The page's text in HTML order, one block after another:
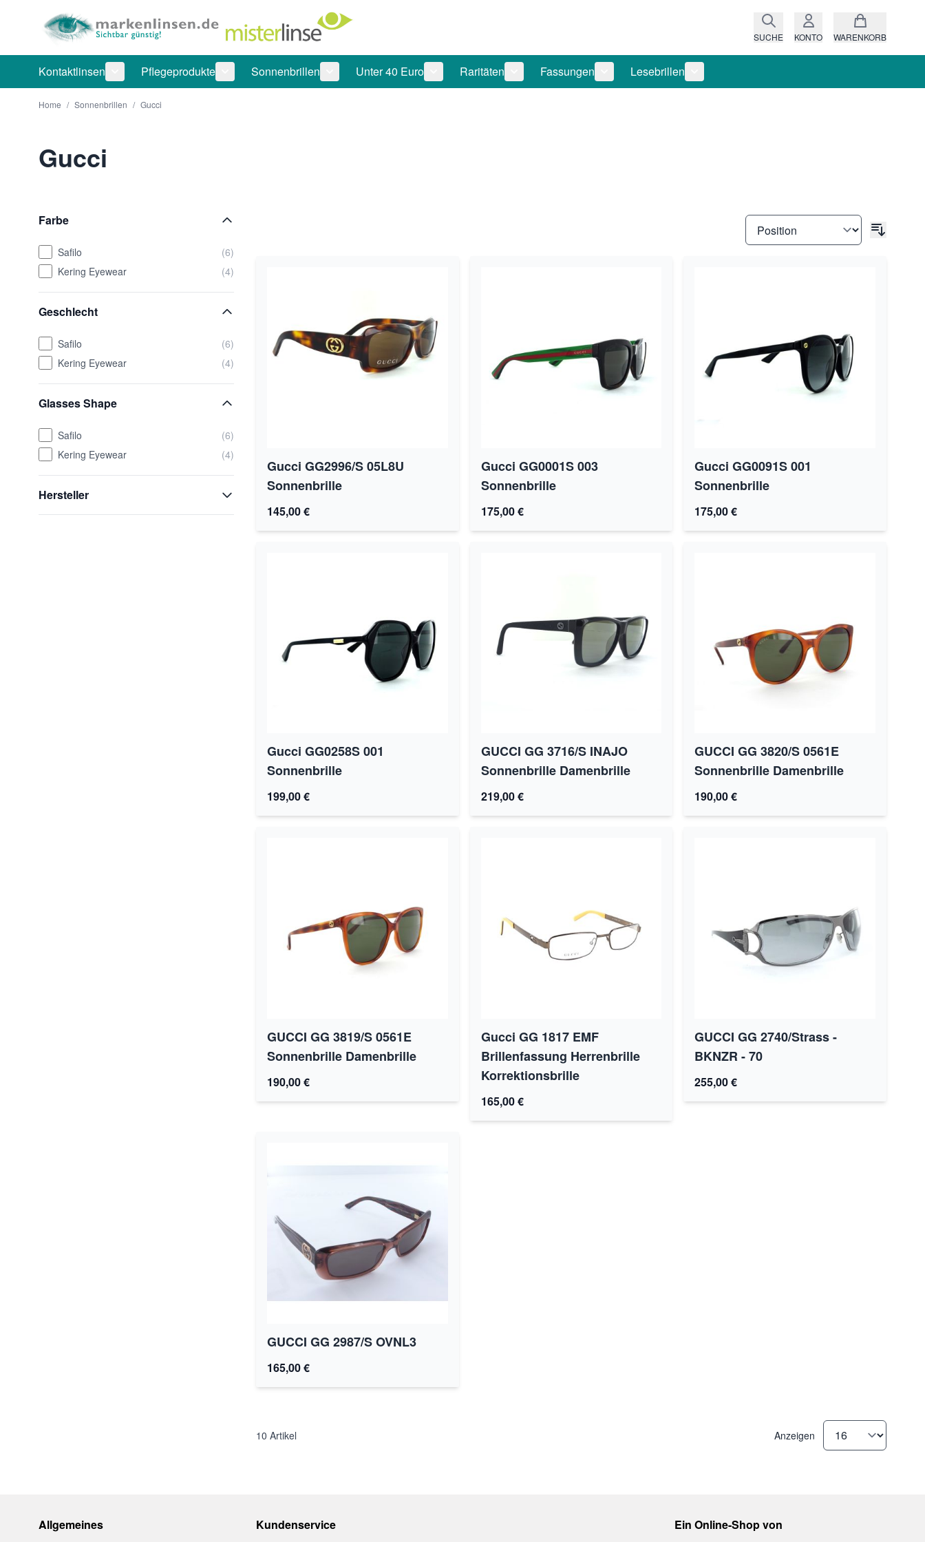
SUCHE KONTO WARENKORB
Kontaktlinsen
Untermenü für Kategorie Kontaktlinsen anzeigen
Pflegeprodukte
Untermenü für Kategorie Pflegeprodukte anzeigen
Sonnenbrillen
Untermenü für Kategorie Sonnenbrillen anzeigen
Unter 40 Euro
Untermenü für Kategorie Unter 40 Euro anzeigen
Raritäten
Untermenü für Kategorie Raritäten anzeigen
Fassungen
Untermenü für Kategorie Fassungen anzeigen
Lesebrillen
Untermenü für Kategorie Lesebrillen anzeigen
Home / Sonnenbrillen / Gucci
Gucci
Farbe
Safilo
(6)
Kering Eyewear
(4)
Geschlecht
Safilo
(6)
Kering Eyewear
(4)
Glasses Shape
Safilo
(6)
Kering Eyewear
(4)
Hersteller
Gucci GG2996/S 05L8U
Sonnenbrille
145,00 €
Gucci GG0001S 003
Sonnenbrille
175,00 €
Gucci GG0091S 001
Sonnenbrille
175,00 €
Gucci GG0258S 001
Sonnenbrille
199,00 €
GUCCI GG 3716/S INAJO
Sonnenbrille Damenbrille
219,00 €
GUCCI GG 3820/S 0561E
Sonnenbrille Damenbrille
190,00 €
GUCCI GG 3819/S 0561E
Sonnenbrille Damenbrille
190,00 €
Gucci GG 1817 EMF
Brillenfassung Herrenbrille
Korrektionsbrille
165,00 €
GUCCI GG 2740/Strass -
BKNZR - 70
255,00 €
GUCCI GG 2987/S OVNL3
165,00 €
10 Artikel Anzeigen
Allgemeines Kundenservice Ein Online-Shop von